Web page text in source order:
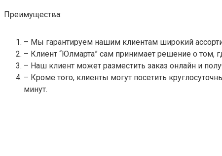
Преимущества:
– Мы гарантируем нашим клиентам широкий
– Клиент “Юлмарта” сам принимает решение о том,
– Наш клиент может разместить заказ онлайн и
– Кроме того, клиенты могут посетить
минут.